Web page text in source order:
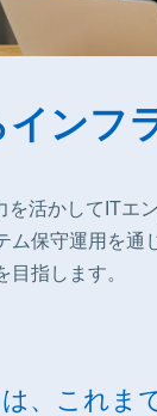
ンフ
活かしてITエ
保守運用を
指します。
、これま